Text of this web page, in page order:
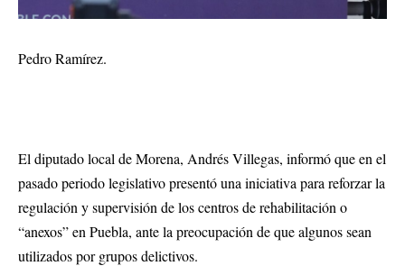
Pedro Ramírez.
El diputado local de Morena, Andrés Villegas, informó que en el
pasado periodo legislativo presentó una iniciativa para reforzar la
regulación y supervisión de los centros de rehabilitación o
“anexos” en Puebla, ante la preocupación de que algunos sean
utilizados por grupos delictivos.